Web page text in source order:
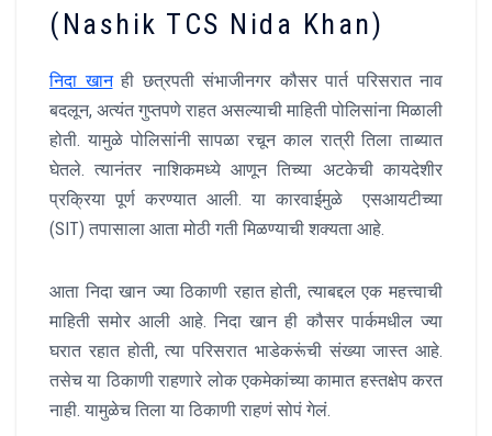
(Nashik TCS Nida Khan)
निदा खानही छत्रपती संभाजीनगर कौसर पार्त परिसरात नाव
बदलून, अत्यंत गुप्तपणे राहत असल्याची माहिती पोलिसांना मिळाली
होती. यामुळे पोलिसांनी सापळा रचून काल रात्री तिला ताब्यात
घेतले. त्यानंतर नाशिकमध्ये आणून तिच्या अटकेची कायदेशीर
प्रक्रिया पूर्ण करण्यात आली. या कारवाईमुळे एसआयटीच्या
(SIT) तपासाला आता मोठी गती मिळण्याची शक्यता आहे.
आता निदा खान ज्या ठिकाणी रहात होती, त्याबद्दल एक महत्त्वाची
माहिती समोर आली आहे. निदा खान ही कौसर पार्कमधील ज्या
घरात रहात होती, त्या परिसरात भाडेकरूंची संख्या जास्त आहे.
तसेच या ठिकाणी राहणारे लोक एकमेकांच्या कामात हस्तक्षेप करत
नाही. यामुळेच तिला या ठिकाणी राहणं सोपं गेलं.